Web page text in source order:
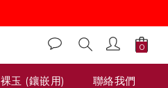
裸玉 (鑲嵌用) 聯絡我們